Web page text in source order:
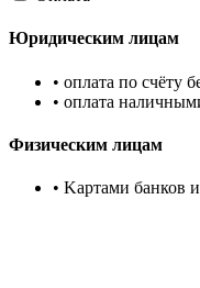
Юридическим лицам
• оплата по счёту
• оплата
Физическим лицам
• Kартами банков